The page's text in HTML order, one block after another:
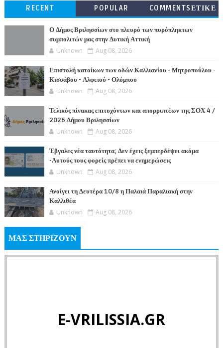
RECENT POPULAR
COMMENTSΕΤΙΚΕ
Ο Δήμος Βριλησσίων στο πλευρό των πυρόπληκτων
συμπολιτών μας στην Δυτική Αττική
Unknown Aug 08, 2026
Επιστολή κατοίκων των οδών Καλλιανίου - Μητροπούλου -
Κισσάβου - Αλφειού - Ολύμπου
Unknown Aug 08, 2026
Τελικός πίνακας επιτυχόντων και απορριπτέων της ΣΟΧ 4 /
2026 Δήμου Βριλησσίων
Unknown Aug 08, 2026
Έβγαλες νέα ταυτότητα; Δεν έχεις ξεμπερδέψει ακόμα
-Αυτούς τους φορείς πρέπει να ενημερώσεις
Unknown Aug 08, 2026
Ανοίγει τη Δευτέρα 10/8 η Παλαιά Παραλιακή στην
Καλλιθέα
Unknown Aug 08, 2026
ΜΑΣ ΣΤΗΡΙΖΟΥΝ
E-VRILISSIA.GR